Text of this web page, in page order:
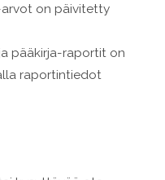
on päivitetty
pääkirja-raportit on
raportintiedot